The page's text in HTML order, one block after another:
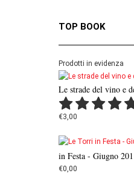
TOP BOOK
Prodotti in evidenza
Le strade del vino e
€3,00
in Festa - Giugno
€0,00